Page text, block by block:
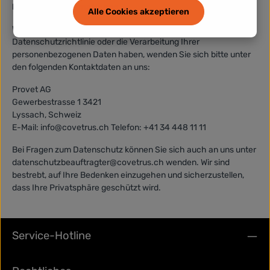
M. Kontaktinformationen
Wenn Sie Fragen, Bedenken oder Wünsche in Bezug auf diese
Datenschutzrichtlinie oder die Verarbeitung Ihrer
personenbezogenen Daten haben, wenden Sie sich bitte unter
den folgenden Kontaktdaten an uns:
Provet AG
Gewerbestrasse 1 3421
Lyssach, Schweiz
E-Mail: info@covetrus.ch Telefon: +41 34 448 11 11
Bei Fragen zum Datenschutz können Sie sich auch an uns unter
datenschutzbeauftragter@covetrus.ch wenden. Wir sind
bestrebt, auf Ihre Bedenken einzugehen und sicherzustellen,
dass Ihre Privatsphäre geschützt wird.
Service-Hotline
Alle Cookies akzeptieren